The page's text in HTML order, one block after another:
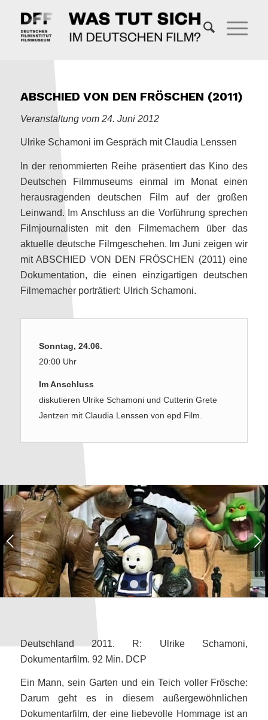
ABSCHIED VON DEN FRÖSCHEN (2011)
Veranstaltung vom 24. Juni 2012
Ulrike Schamoni im Gespräch mit Claudia Lenssen
In der renommierten Reihe präsentiert das Kino des
Deutschen Filmmuseums einmal im Monat einen
herausragenden deutschen Film auf der großen
Leinwand. Im Anschluss an die Vorführung sprechen
Filmjournalisten mit den Filmemachern über das
aktuelle deutsche Filmgeschehen. Im Juni zeigen wir
mit ABSCHIED VON DEN FRÖSCHEN (2011) eine
Dokumentation, die einen einzigartigen deutschen
Filmemacher porträtiert: Ulrich Schamoni.
Sonntag, 24.06.
20:00 Uhr
Im Anschluss
diskutieren Ulrike Schamoni und Cutterin Grete
Jentzen mit Claudia Lenssen von epd Film.
Weiter
1 2 3
Deutschland 2011. R: Ulrike Schamoni,
Dokumentarfilm. 92 Min. DCP
Ein Mann, sein Garten und ein Teich voller Frösche:
Darum geht es in diesem außergewöhnlichen
Dokumentarfilm, der eine liebevolle Hommage ist an